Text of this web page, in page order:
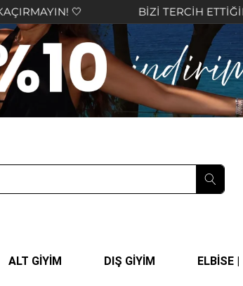
BİZİ TERCİH ETTİĞİNİZ İÇİN
ALT GİYİM DIŞ GİYİM ELBİSE